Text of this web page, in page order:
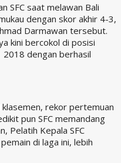
SFC saat melawan Bali
dengan skor akhir 4-3,
Darmawan tersebut.
kini bercokol di posisi
2018 dengan berhasil
rekor pertemuan
pun SFC memandang
Pelatih Kepala SFC
di laga ini, lebih